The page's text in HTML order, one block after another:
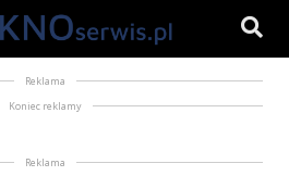
Reklama
Koniec reklamy
Reklama